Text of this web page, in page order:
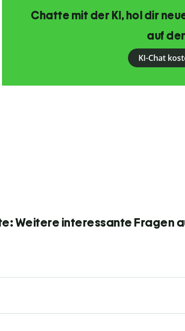
Chatte mit der KI, hol dir
auf
KI-Chat
Weitere interessante Fragen